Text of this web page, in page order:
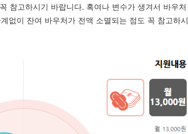
참고하시기 바랍니다. 혹여나 변수가 생겨서 바우처
없이 잔여 바우처가 전액 소멸되는 점도 꼭 참고하시